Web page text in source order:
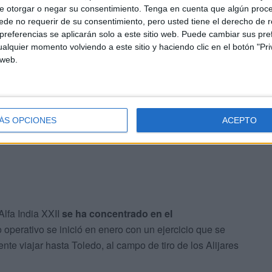
otorgar o negar su consentimiento. Tenga en cuenta que algún
no requerir de su consentimiento, pero usted tiene el derecho de
se aplicarán solo a este sitio web. Puede cambiar sus
momento volviendo a este sitio y haciendo clic en el botón
OPCIONES ACEPTO
Del Rey, se encuentran la instrucción en
testigos de la práctica necesaria para alcanzar la
Care.
de detección de explosivos; las de escolta y seguridad
de operaciones; la instrucción en tiro de arma corta,
de perfeccionar un segundo idioma, en este caso, el
India XXII se ha concentrado en el
operativo se inició en enero con un ejercicio que se
viajar hasta Toledo, al campo de tiro de los Alijares